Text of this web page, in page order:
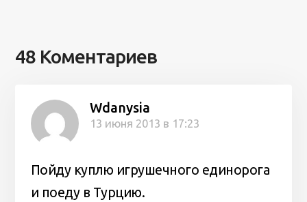
48 Коментариев
Wdanysia
13 июня 2013 в 17:23
Пойду куплю игрушечного единорога
и поеду в Турцию.